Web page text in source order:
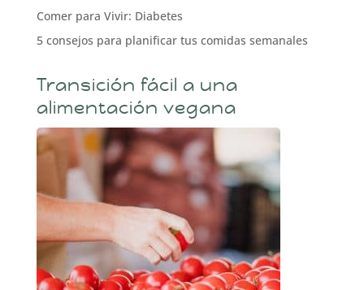
Comer para Vivir: Diabetes
5 consejos para planificar tus comidas semanales
Transición fácil a una
alimentación vegana